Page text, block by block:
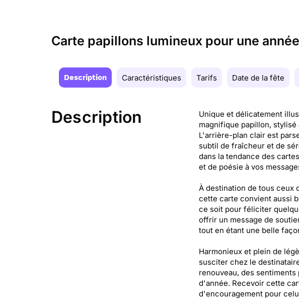
Carte papillons lumineux pour une
Description Caractéristiques Tarifs Date de la fête
Description
Unique et délicatement
magnifique papillon,
L'arrière-plan clair est
subtil de fraîcheur et de
dans la tendance des
et de poésie à vos
À destination de tous ceux
cette carte convient aussi
ce soit pour féliciter
offrir un message de
tout en étant une belle
Harmonieux et plein de
susciter chez le
renouveau, des
d'année. Recevoir cette
d'encouragement pour